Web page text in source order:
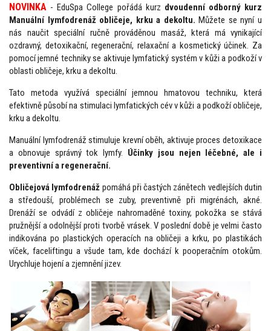
NOVINKA - EduSpa College pořádá kurz dvoudenní odborný kurz
Manuální lymfodrenáž obličeje, krku a dekoltu. Můžete se nyní u
nás naučit speciální ručně prováděnou masáž, která má vynikající
ozdravný, detoxikační, regenerační, relaxační a kosmetický účinek. Za
pomocí jemné techniky se aktivuje lymfatický systém v kůži a podkoží v
oblasti obličeje, krku a dekoltu.
Tato metoda využívá speciální jemnou hmatovou techniku, která
efektivně působí na stimulaci lymfatických cév v kůži a podkoží obličeje,
krku a dekoltu.
Manuální lymfodrenáž stimuluje krevní oběh, aktivuje proces detoxikace
a obnovuje správný tok lymfy.
Účinky jsou nejen léčebné, ale i
preventivní a regenerační.
Obličejová lymfodrenáž pomáhá při častých zánětech vedlejších dutin
a středouší, problémech se zuby, preventivně při migrénách, akné.
Drenáží se odvádí z obličeje nahromaděné toxiny, pokožka se stává
pružnější a odolnější proti tvorbě vrásek. V poslední době je velmi často
indikována po plastických operacích na obličeji a krku, po plastikách
víček, faceliftingu a všude tam, kde dochází k pooperačním otokům.
Urychluje hojení a zjemnění jizev.